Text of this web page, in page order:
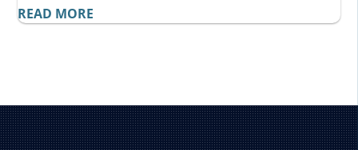
achat immobilier, il est crucial de disposer
d'informations fiables et à jour. Mais où trouver ces
READ MORE